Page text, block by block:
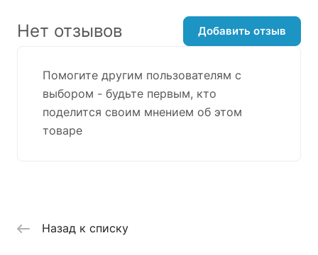
Помогите другим пользователям с
выбором - будьте первым, кто
поделится своим мнением об этом
товаре
Нет отзывов Добавить отзыв
Назад к списку